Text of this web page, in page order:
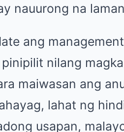
nauurong na
ang
nilang
maiwasan ang
lahat ng
usapan,